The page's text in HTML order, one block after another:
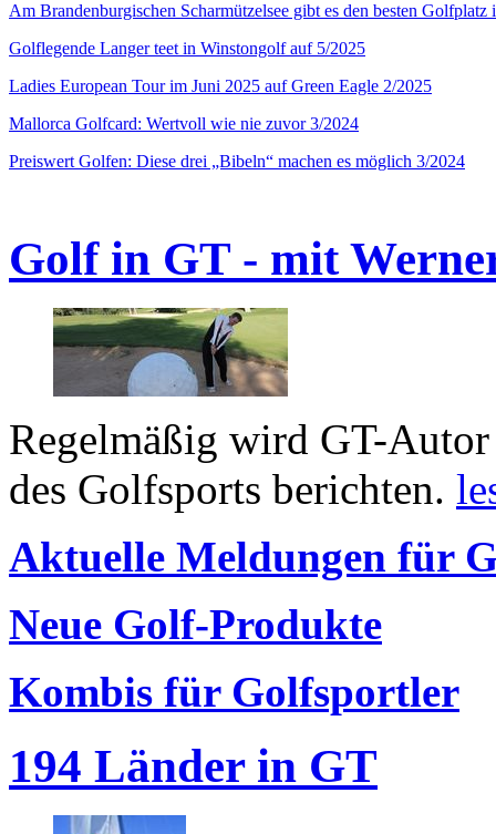
Am Brandenburgischen Scharmützelsee gibt es den besten
Golflegende Langer teet in Winstongolf auf 5/2025
Ladies European Tour im Juni 2025 auf Green Eagle 2/2025
Mallorca Golfcard: Wertvoll wie nie zuvor 3/2024
Preiswert Golfen: Diese drei „Bibeln“ machen es möglich 3/2024
Golf in GT - mit
Regelmäßig wird GT-
des Golfsports berichten.
Aktuelle Meldungen für
Neue Golf-Produkte
Kombis für Golfsportler
194 Länder in GT